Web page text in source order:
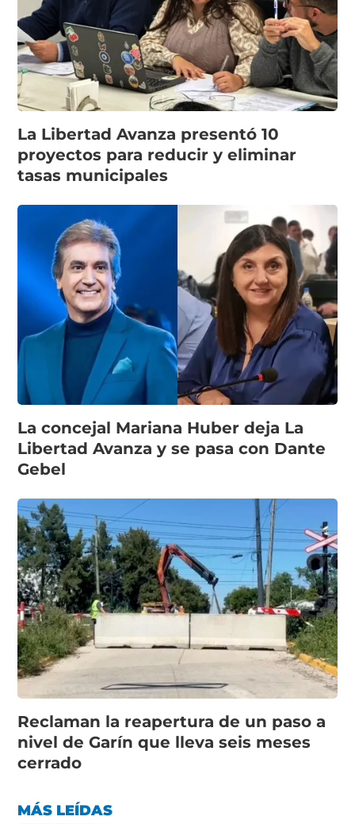
La Libertad Avanza presentó 10
proyectos para reducir y eliminar
tasas municipales
La concejal Mariana Huber deja La
Libertad Avanza y se pasa con Dante
Gebel
Reclaman la reapertura de un paso a
nivel de Garín que lleva seis meses
cerrado
MÁS LEÍDAS